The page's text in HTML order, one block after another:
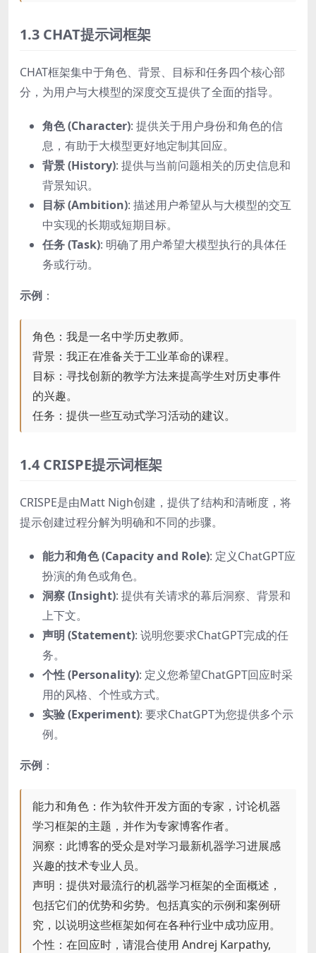
1.3 CHAT提示词框架
CHAT框架集中于角色、背景、目标和任务四个核心部
分，为用户与大模型的深度交互提供了全面的指导。
角色 (Character): 提供关于用户身份和角色的信
息，有助于大模型更好地定制其回应。
背景 (History): 提供与当前问题相关的历史信息和
背景知识。
目标 (Ambition): 描述用户希望从与大模型的交互
中实现的长期或短期目标。
任务 (Task): 明确了用户希望大模型执行的具体任
务或行动。
示例 ：
角色：我是一名中学历史教师。
背景：我正在准备关于工业革命的课程。
目标：寻找创新的教学方法来提高学生对历史事件
的兴趣。
任务：提供一些互动式学习活动的建议。
1.4 CRISPE提示词框架
CRISPE是由Matt Nigh创建，提供了结构和清晰度，将
提示创建过程分解为明确和不同的步骤。
能力和角色 (Capacity and Role): 定义ChatGPT应
扮演的角色或角色。
洞察 (Insight): 提供有关请求的幕后洞察、背景和
上下文。
声明 (Statement): 说明您要求ChatGPT完成的任
务。
个性 (Personality): 定义您希望ChatGPT回应时采
用的风格、个性或方式。
实验 (Experiment): 要求ChatGPT为您提供多个示
例。
示例 ：
能力和角色：作为软件开发方面的专家，讨论机器
学习框架的主题，并作为专家博客作者。
洞察：此博客的受众是对学习最新机器学习进展感
兴趣的技术专业人员。
声明：提供对最流行的机器学习框架的全面概述，
包括它们的优势和劣势。包括真实的示例和案例研
究，以说明这些框架如何在各种行业中成功应用。
个性：在回应时，请混合使用 Andrej Karpathy,